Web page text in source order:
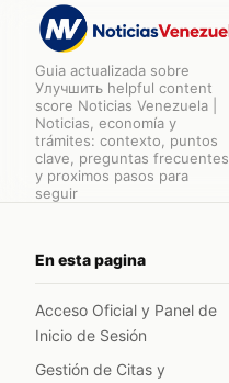
Guia actualizada sobre
Улучшить helpful content
score Noticias Venezuela |
Noticias, economía y
trámites: contexto, puntos
clave, preguntas frecuentes
y proximos pasos para
seguir
En esta pagina
Acceso Oficial y Panel de
Inicio de Sesión
Gestión de Citas y